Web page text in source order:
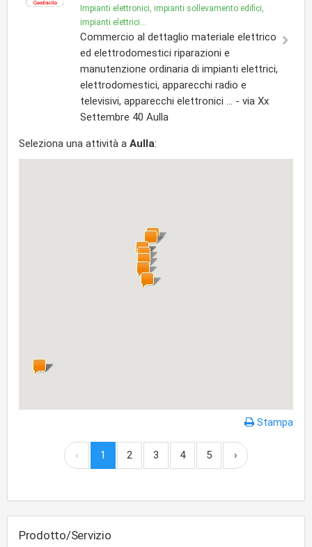
Impianti elettronici, impianti sollevamento edifici,
impianti elettrici...
Commercio al dettaglio materiale elettrico
ed elettrodomestici riparazioni e
manutenzione ordinaria di impianti elettrici,
elettrodomestici, apparecchi radio e
televisivi, apparecchi elettronici ... - via Xx
Settembre 40 Aulla
Seleziona una attività a Aulla:
Stampa
‹ 1 2 3 4 5 ›
Prodotto/Servizio